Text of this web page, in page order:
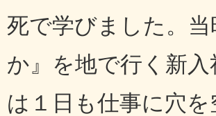
死で学びました。
か』を地で行く新
は１日も仕事に穴